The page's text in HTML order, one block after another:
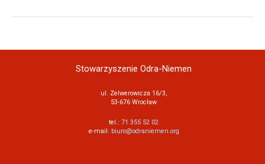
Stowarzyszenie Odra-Niemen
ul. Zelwerowicza 16/3,
53-676 Wrocław
tel.: 71 355 52 02
e-mail: biuro@odraniemen.org